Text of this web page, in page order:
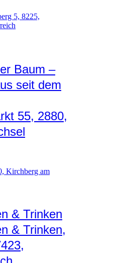
5, 8225,
Baum –
seit dem
55, 2880,
Kirchberg am
& Trinken
& Trinken,